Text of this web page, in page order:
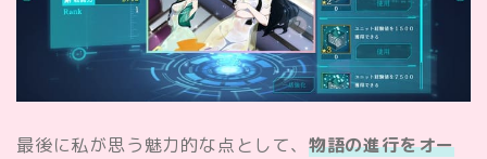
最後に私が思う魅力的な点として、 物語の進行をオー